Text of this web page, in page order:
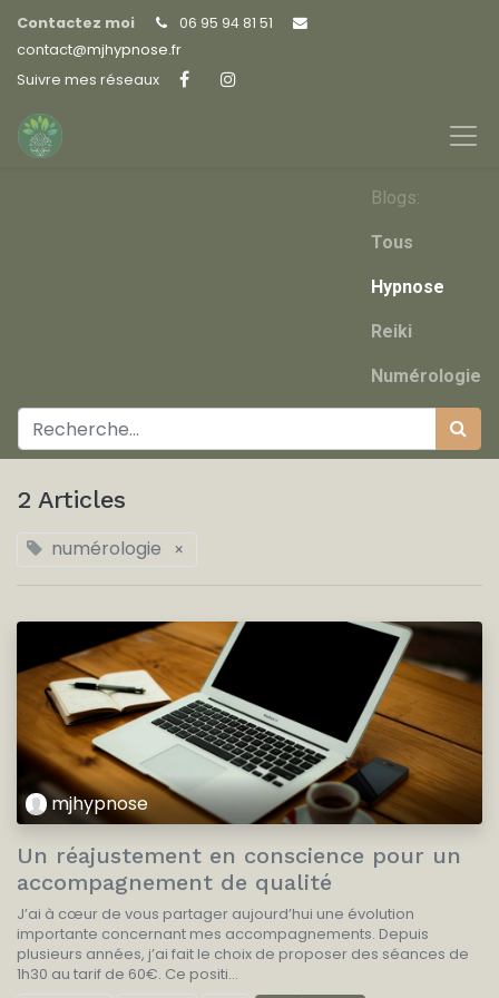
Contactez moi
06 95 94 81 51
contact@mjhypnose.fr
Suivre mes réseaux
Blogs:
Tous
Hypnose
Reiki
Numérologie
2 Articles
numérologie ×
mjhypnose
Un réajustement en conscience pour un
accompagnement de qualité
J’ai à cœur de vous partager aujourd’hui une évolution
importante concernant mes accompagnements. Depuis
plusieurs années, j’ai fait le choix de proposer des séances de
1h30 au tarif de 60€. Ce positi...